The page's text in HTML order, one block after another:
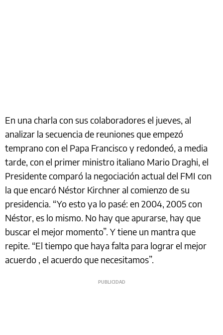
En una charla con sus colaboradores el jueves, al
analizar la secuencia de reuniones que empezó
temprano con el Papa Francisco y redondeó, a media
tarde, con el primer ministro italiano Mario Draghi, el
Presidente comparó la negociación actual del FMI con
la que encaró Néstor Kirchner al comienzo de su
presidencia. “Yo esto ya lo pasé: en 2004, 2005 con
Néstor, es lo mismo. No hay que apurarse, hay que
buscar el mejor momento”. Y tiene un mantra que
repite. “El tiempo que haya falta para lograr el mejor
acuerdo , el acuerdo que necesitamos”.